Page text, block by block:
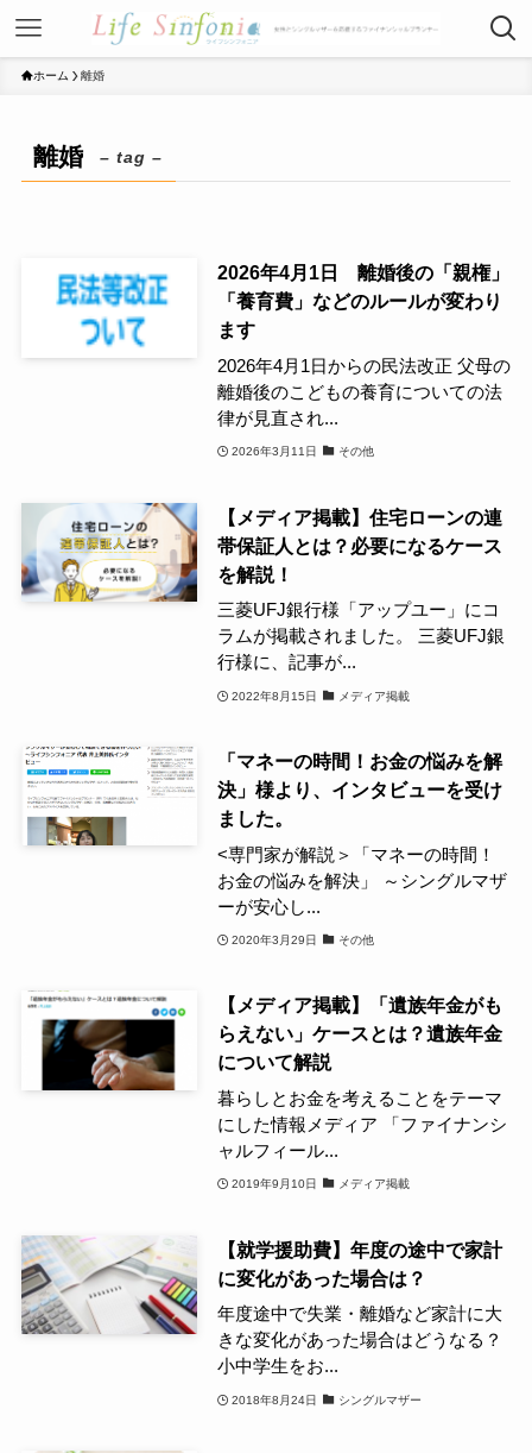
ホーム 離婚
離婚 – tag –
2026年4月1日 離婚後の「親権」
「養育費」などのルールが変わり
ます
2026年4月1日からの民法改正 父母の
離婚後のこどもの養育についての法
律が見直され...
2026年3月11日 その他
【メディア掲載】住宅ローンの連
帯保証人とは？必要になるケース
を解説！
三菱UFJ銀行様「アップユー」にコ
ラムが掲載されました。 三菱UFJ銀
行様に、記事が...
2022年8月15日 メディア掲載
「マネーの時間！お金の悩みを解
決」様より、インタビューを受け
ました。
<専門家が解説＞「マネーの時間！
お金の悩みを解決」 ～シングルマザ
ーが安心し...
2020年3月29日 その他
【メディア掲載】「遺族年金がも
らえない」ケースとは？遺族年金
について解説
暮らしとお金を考えることをテーマ
にした情報メディア 「ファイナンシ
ャルフィール...
2019年9月10日 メディア掲載
【就学援助費】年度の途中で家計
に変化があった場合は？
年度途中で失業・離婚など家計に大
きな変化があった場合はどうなる？
小中学生をお...
2018年8月24日 シングルマザー